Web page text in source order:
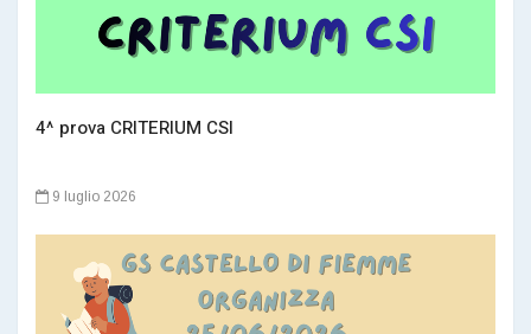
4^ prova CRITERIUM CSI
9 luglio 2026